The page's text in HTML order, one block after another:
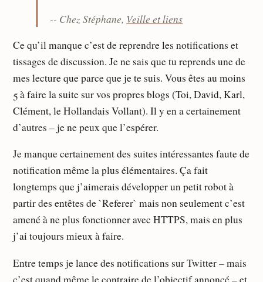
-- Chez Stéphane, Veille et liens
Ce qu’il manque c’est de reprendre les notifications et
tissages de discussion. Je ne sais que tu reprends une de
mes lecture que parce que je te suis. Vous êtes au moins
5 à faire la suite sur vos propres blogs (Toi, David, Karl,
Clément, le Hollandais Vollant). Il y en a certainement
d’autres – je ne peux que l’espérer.
Je manque certainement des suites intéressantes faute de
notification même la plus élémentaires. Ça fait
longtemps que j’aimerais développer un petit robot à
partir des entêtes de `Referer` mais non seulement c’est
amené à ne plus fonctionner avec HTTPS, mais en plus
j’ai toujours mieux à faire.
Entre temps je lance des notifications sur Twitter – mais
c’est quand même le contraire de l’objectif annoncé – et